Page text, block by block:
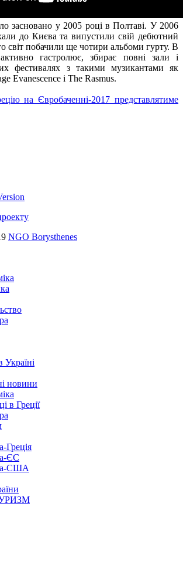
засновано у 2005 році в Полтаві. У 2006
до Києва та випустили свій дебютний
світ побачили ще чотири альбоми гурту. В
гастролює, збирає повні зали і
фестивалях з такими музикантами як
Evanescence і The Rasmus.
на Євробаченні-2017 представлятиме
NGO Borysthenes
Україні
новини
в Греції
Греція
ЄС
США